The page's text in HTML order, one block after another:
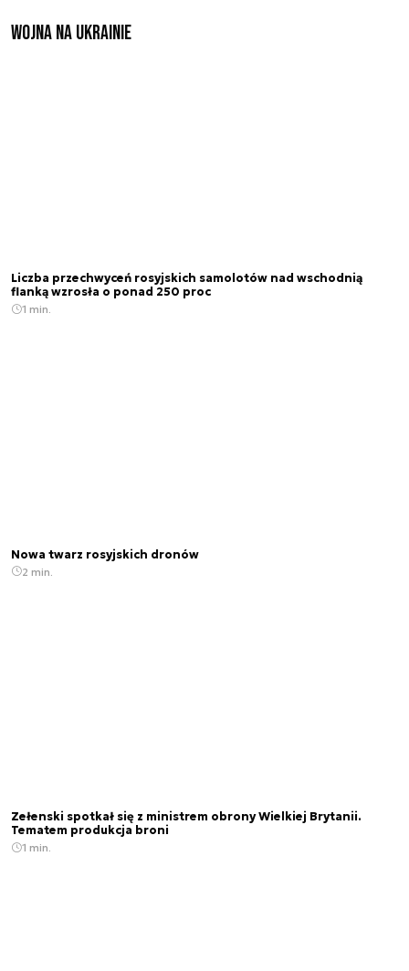
Wojna na Ukrainie
Liczba przechwyceń rosyjskich samolotów nad wschodnią
flanką wzrosła o ponad 250 proc
1 min.
Nowa twarz rosyjskich dronów
2 min.
Zełenski spotkał się z ministrem obrony Wielkiej Brytanii.
Tematem produkcja broni
1 min.